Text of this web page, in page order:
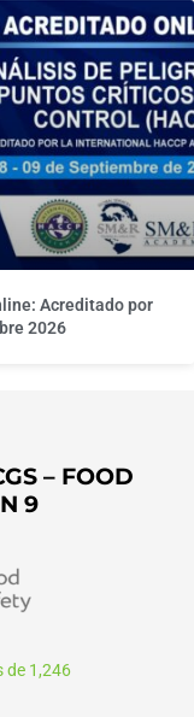
Acreditado por
2026
– FOOD
9
de 1,246